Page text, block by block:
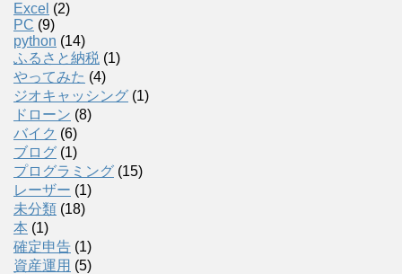
Excel (2)
PC (9)
python (14)
ふるさと納税 (1)
やってみた (4)
ジオキャッシング (1)
ドローン (8)
バイク (6)
ブログ (1)
プログラミング (15)
レーザー (1)
未分類 (18)
本 (1)
確定申告 (1)
資産運用 (5)